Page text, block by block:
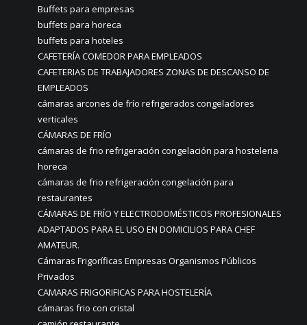
Buffets para empresas
buffets para horeca
buffets para hoteles
CAFETERÍA COMEDOR PARA EMPLEADOS
CAFETERIAS DE TRABAJADORES ZONAS DE DESCANSO DE
EMPLEADOS
cámaras arcones de frío refrigerados congeladores
verticales
CÁMARAS DE FRÍO
cámaras de frio refrigeración congelación para hosteleria
horeca
cámaras de frio refrigeración congelación para
restaurantes
CÁMARAS DE FRÍO Y ELECTRODOMÉSTICOS PROFESIONALES
ADAPTADOS PARA EL USO EN DOMICILIOS PARA CHEF
AMATEUR.
Cámaras Frigoríficas Empresas Organismos Públicos
Privados
CAMARAS FRIGORIFICAS PARA HOSTELERÍA
cámaras frio con cristal